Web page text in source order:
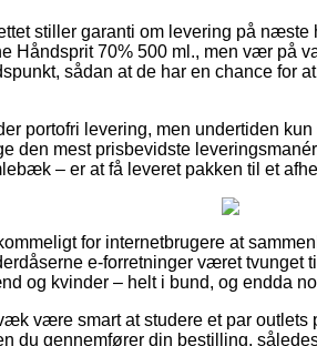
stiller garanti om levering på
Håndsprit 70% 500 ml., men vær på
sådan at de har en chance for
portofri levering, men undertiden
den mest prisbevidste
– er at få leveret pakken til et
for internetbrugere at
e-forretninger været tvunget
og kvinder – helt i bund, og endda
være smart at studere et par outlets
du gennemfører din bestilling,